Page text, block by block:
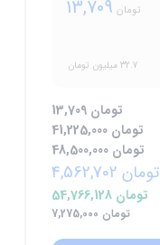
13,709 تومان
32.7 میلیون تومان
13,709 تومان
41,225,000 تومان
48,500,000 تومان
4,562,702 تومان
54,766,128 تومان
7,275,000 تومان